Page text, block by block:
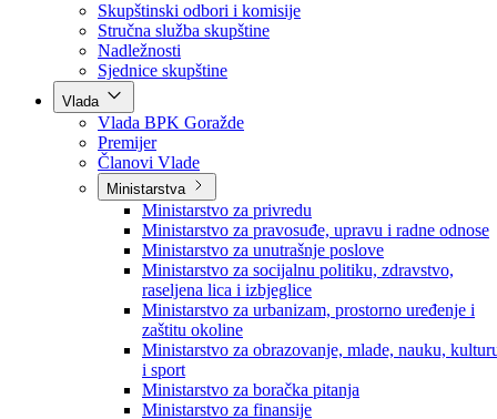
Poslanici po strankama
Poslanici po klubovima naroda
Kolegij skupštine
Skupštinski odbori i komisije
Stručna služba skupštine
Nadležnosti
Sjednice skupštine
Vlada
Vlada BPK Goražde
Premijer
Članovi Vlade
Ministarstva
Ministarstvo za privredu
Ministarstvo za pravosuđe, upravu i radne odnose
Ministarstvo za unutrašnje poslove
Ministarstvo za socijalnu politiku, zdravstvo,
raseljena lica i izbjeglice
Ministarstvo za urbanizam, prostorno uređenje i
zaštitu okoline
Ministarstvo za obrazovanje, mlade, nauku,